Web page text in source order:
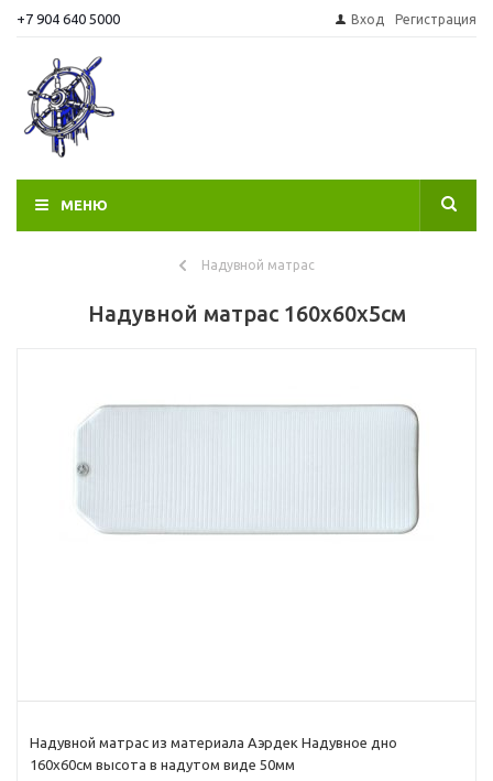
+7 904 640 5000 Вход Регистрация
МЕНЮ
Надувной матрас
Надувной матрас 160х60x5см
Надувной матрас из материала Аэрдек Надувное дно
160х60см высота в надутом виде 50мм